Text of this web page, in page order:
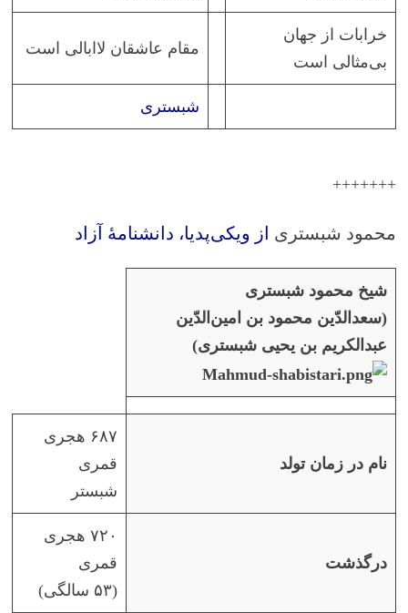
خرابات از جهان
بی‌مثالی است
مقام عاشقان لاابالی است
شبستری
+++++++
محمود شبستری از ویکی‌پدیا، دانشنامهٔ آزاد
شیخ محمود شبستری
(سعدالدّین محمود بن امین‌الدّین
عبدالکریم بن یحیی شبستری)
نام در زمان تولد
۶۸۷ هجری
قمری
شبستر
درگذشت
۷۲۰ هجری
قمری
(۵۳ سالگی)